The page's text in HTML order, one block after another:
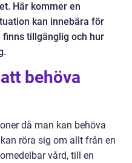
Här kommer en
kan innebära för
tillgänglig och hur
behöva
då man kan behöva
röra sig om allt från en
vård, till en